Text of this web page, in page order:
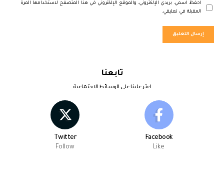
احفظ اسمي، بريدي الإلكتروني، والموقع الإلكتروني في هذا المتصفح لاستخدامها المرة
المقبلة في تعليقي.
تابعنا
اعثر علينا على الوسائط الاجتماعية
Facebook
Like
Twitter
Follow